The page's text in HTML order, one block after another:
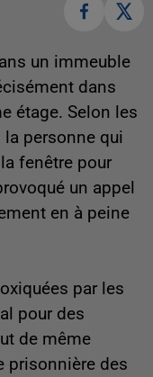
un immeuble
dans
étage. Selon les
personne qui
fenêtre pour
un appel
en à peine
par les
pour des
de même
prisonnière des